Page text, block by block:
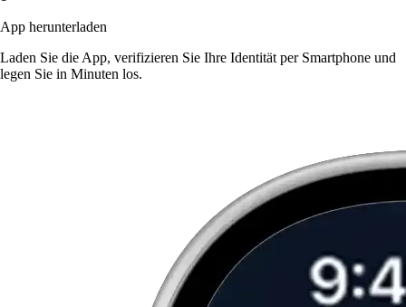
App herunterladen
Laden Sie die App, verifizieren Sie Ihre Identität per Smartphone und
legen Sie in Minuten los.